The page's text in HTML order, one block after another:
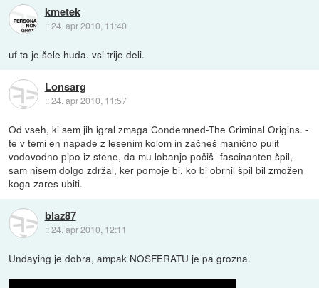
kmetek
::24. apr 2010, 11:40
uf ta je šele huda. vsi trije deli.
Lonsarg
::24. apr 2010, 11:57
Od vseh, ki sem jih igral zmaga Condemned-The Criminal Origins. -
te v temi en napade z lesenim kolom in začneš manično pulit
vodovodno pipo iz stene, da mu lobanjo počiš- fascinanten špil,
sam nisem dolgo zdržal, ker pomoje bi, ko bi obrnil špil bil zmožen
koga zares ubiti.
blaz87
::24. apr 2010, 12:11
Undaying je dobra, ampak NOSFERATU je pa grozna.